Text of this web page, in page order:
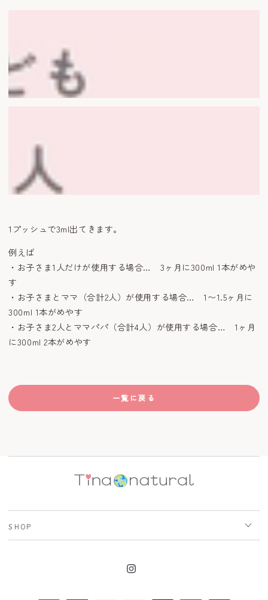
1プッシュで3ml出てきます。
例えば
・お子さま1人だけが使用する場合… 3ヶ月に300ml 1本がめや
す
・お子さまとママ（合計2人）が使用する場合… 1〜1.5ヶ月に
300ml 1本がめやす
・お子さま2人とママパパ（合計4人）が使用する場合… 1ヶ月
に300ml 2本がめやす
一覧に戻る
SHOP
Instagram